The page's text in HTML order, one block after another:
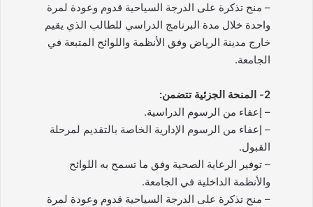
– منح تذكرة على الدرجة السياحية قدوم وعودة لمرة
واحدة خلال مدة البرنامج الدراسي للطالب الذي يقيم
خارج مدينة الرياض وفق الأنظمة واللوائح المتبعة في
الجامعة.
2- المنحة الجزئية تتضمن:
– إعفاء من الرسوم الدراسية.
– إعفاء من الرسوم الإدارية الخاصة بالتقديم لمرحلة
القبول.
– توفير الرعاية الصحية وفق ما تسمح به اللوائح
والأنظمة الداخلية في الجامعة.
– منح تذكرة على الدرجة السياحية قدوم وعودة لمرة